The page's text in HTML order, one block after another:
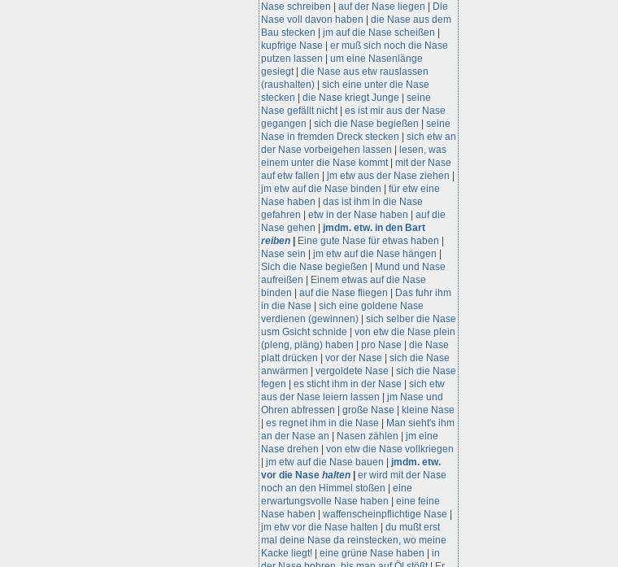
Nase schreiben
auf der Nase liegen
Die
Nase voll davon haben
die Nase aus dem
Bau stecken
jm auf die Nase scheißen
kupfrige Nase
er muß sich noch die Nase
putzen lassen
um eine Nasenlänge
gesiegt| die Nase aus etw rauslassen
(raushalten)
sich eine unter die Nase
stecken
die Nase kriegt Junge
seine
Nase gefällt nicht| es ist mir aus der Nase
gegangen
sich die Nase begießen
seine
Nase in fremden Dreck stecken
sich etw an
der Nase vorbeigehen lassen
lesen, was
einem unter die Nase kommt| mit der Nase
auf etw fallen
jm etw aus der Nase ziehen
jm etw auf die Nase binden
für etw eine
Nase haben
das ist ihm in die Nase
gefahren
etw in der Nase haben
auf die
Nase gehen
jmdm. etw. in den Bart
reiben
Eine gute Nase für etwas haben
Nase sein
jm etw auf die Nase hängen
Sich die Nase begießen
Mund und Nase
aufreißen
Einem etwas auf die Nase
binden
auf die Nase fliegen
Das fuhr ihm
in die Nase
sich eine goldene Nase
verdienen (gewinnen)
sich selber die Nase
usm Gsicht schnide
von etw die Nase plein
(pleng, pläng) haben
pro Nase
die Nase
platt drücken
vor der Nase
sich die Nase
anwärmen
vergoldete Nase
sich die Nase
fegen
es sticht ihm in der Nase
sich etw
aus der Nase leiern lassen
jm Nase und
Ohren abfressen
große Nase
kleine Nase
es regnet ihm in die Nase
Man sieht's ihm
an der Nase an
Nasen zählen
jm eine
Nase drehen
von etw die Nase vollkriegen
jm etw auf die Nase bauen
jmdm. etw.
vor die Nase halten
er wird mit der Nase
noch an den Himmel stoßen
eine
erwartungsvolle Nase haben
eine feine
Nase haben
waffenscheinpflichtige Nase
jm etw vor die Nase halten
du mußt erst
mal deine Nase da reinstecken, wo meine
Kacke liegt!
eine grüne Nase haben
in